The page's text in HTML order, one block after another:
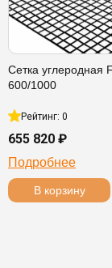
Сетка углеродная
600/1000
Рейтинг: 0
655 820 ₽
Подробнее
В корзину